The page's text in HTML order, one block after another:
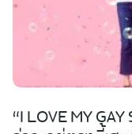
“I LOVE MY